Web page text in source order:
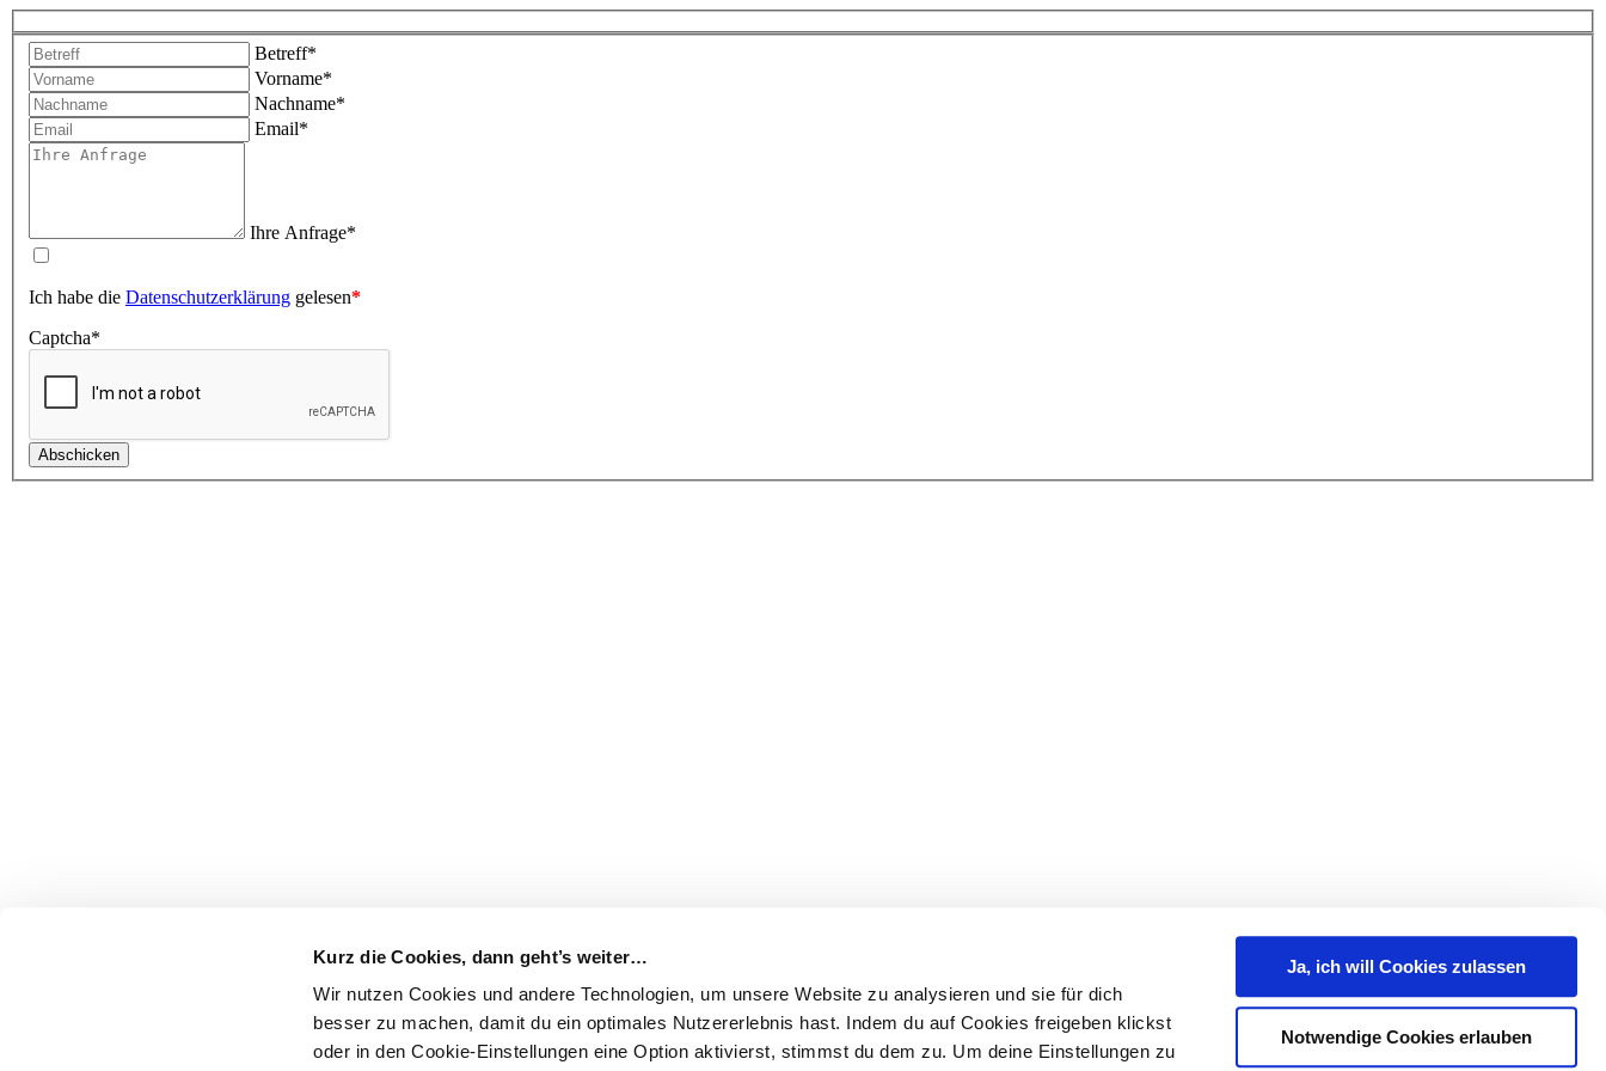
Kurz die Cookies, dann geht’s weiter…
Wir nutzen Cookies und andere Technologien, um unsere Website zu analysieren und sie für dich
besser zu machen, damit du ein optimales Nutzererlebnis hast. Indem du auf Cookies freigeben klickst
oder in den Cookie-Einstellungen eine Option aktivierst, stimmst du dem zu. Um deine Einstellungen zu
Ja, ich will Cookies zulassen
Notwendige Cookies erlauben
Betreff*
Vorname*
Nachname*
Email*
Ihre Anfrage*
Ich habe die Datenschutzerklärung gelesen*
Captcha*